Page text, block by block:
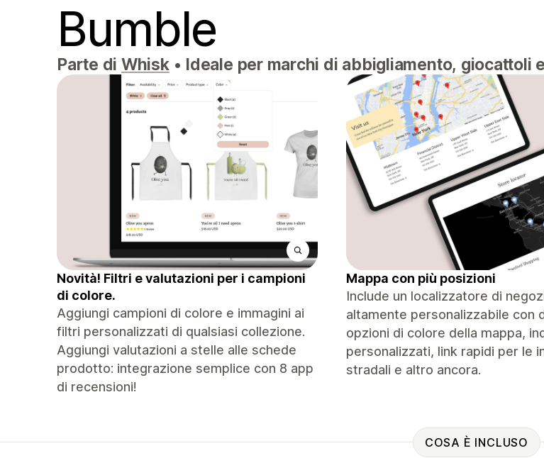
Bumble
Parte di Whisk • Ideale per marchi di abbigliamento, giocattoli
Novità! Filtri e valutazioni per i campioni
di colore.
Aggiungi campioni di colore e immagini ai
filtri personalizzati di qualsiasi collezione.
Aggiungi valutazioni a stelle alle schede
prodotto: integrazione semplice con 8 app
di recensioni!
Mappa con più posizioni
Include un localizzatore di
altamente personalizzabile con
opzioni di colore della mappa,
personalizzati, link rapidi per le
stradali e altro ancora.
COSA È INCLUSO